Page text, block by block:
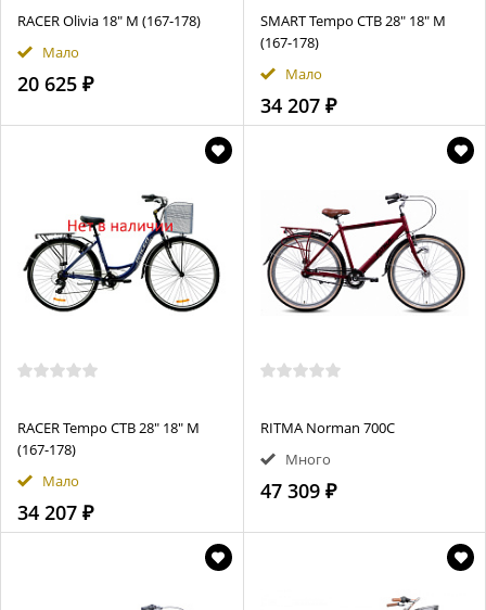
RACER Olivia 18" M (167-178)
Мало
20 625 ₽
SMART Tempo CTB 28" 18" M
(167-178)
Мало
34 207 ₽
RACER Tempo CTB 28" 18" M
(167-178)
Мало
34 207 ₽
RITMA Norman 700C
Много
47 309 ₽